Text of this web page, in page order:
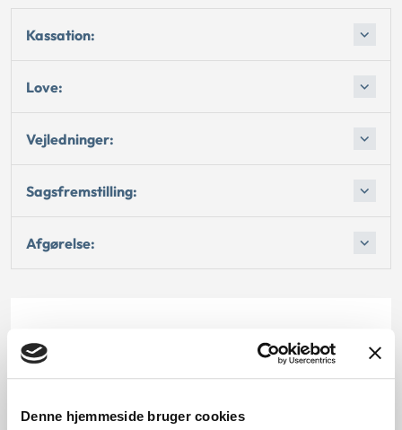
Denne hjemmeside bruger cookies
Kassation:
Love:
Vejledninger:
Sagsfremstilling:
Afgørelse:
Dato for underskrift
15.02.2000
Offentliggørelsesdato